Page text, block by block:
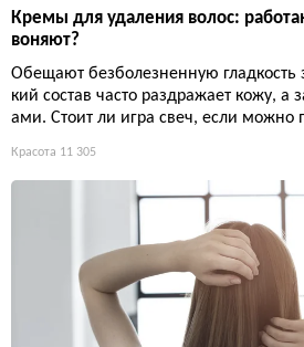
Кремы для удаления волос:
воняют?
Обещают безболезненную
кий состав часто раздражает кожу, а
ами. Стоит ли игра свеч, если можно
Красота 11 305